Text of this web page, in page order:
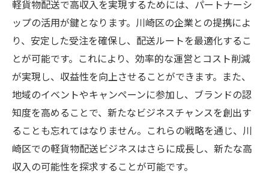
軽貨物配送で高収入を実現するためには、パートナーシ
ップの活用が鍵となります。川崎区の企業との提携によ
り、安定した受注を確保し、配送ルートを最適化するこ
とが可能です。これにより、効率的な運営とコスト削減
が実現し、収益性を向上させることができます。また、
地域のイベントやキャンペーンに参加し、ブランドの認
知度を高めることで、新たなビジネスチャンスを創出す
ることも忘れてはなりません。これらの戦略を通じ、川
崎区での軽貨物配送ビジネスはさらに成長し、新たな高
収入の可能性を探求することが可能です。